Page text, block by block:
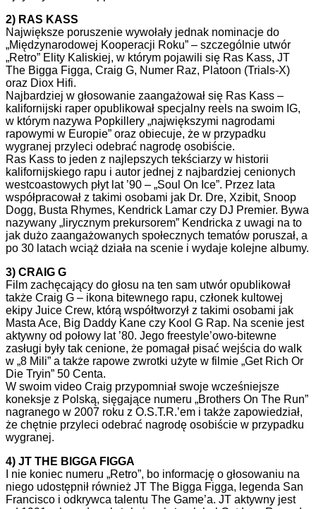
2) RAS KASS
Największe poruszenie wywołały jednak nominacje do
„Międzynarodowej Kooperacji Roku” – szczególnie utwór
„Retro” Elity Kaliskiej, w którym pojawili się Ras Kass, JT
The Bigga Figga, Craig G, Numer Raz, Platoon (Trials-X)
oraz Diox Hifi.
Najbardziej w głosowanie zaangażował się Ras Kass –
kalifornijski raper opublikował specjalny reels na swoim IG,
w którym nazywa Popkillery „największymi nagrodami
rapowymi w Europie” oraz obiecuje, że w przypadku
wygranej przyleci odebrać nagrodę osobiście.
Ras Kass to jeden z najlepszych tekściarzy w historii
kalifornijskiego rapu i autor jednej z najbardziej cenionych
westcoastowych płyt lat ’90 – „Soul On Ice”. Przez lata
współpracował z takimi osobami jak Dr. Dre, Xzibit, Snoop
Dogg, Busta Rhymes, Kendrick Lamar czy DJ Premier. Bywa
nazywany „lirycznym prekursorem” Kendricka z uwagi na to
jak dużo zaangażowanych społecznych tematów poruszał, a
po 30 latach wciąż działa na scenie i wydaje kolejne albumy.
3) CRAIG G
Film zachęcający do głosu na ten sam utwór opublikował
także Craig G – ikona bitewnego rapu, członek kultowej
ekipy Juice Crew, którą współtworzył z takimi osobami jak
Masta Ace, Big Daddy Kane czy Kool G Rap. Na scenie jest
aktywny od połowy lat ’80. Jego freestyle’owo-bitewne
zasługi były tak cenione, że pomagał pisać wejścia do walk
w „8 Mili” a także rapowe zwrotki użyte w filmie „Get Rich Or
Die Tryin” 50 Centa.
W swoim video Craig przypomniał swoje wcześniejsze
koneksje z Polską, sięgające numeru „Brothers On The Run”
nagranego w 2007 roku z O.S.T.R.’em i także zapowiedział,
że chętnie przyleci odebrać nagrodę osobiście w przypadku
wygranej.
4) JT THE BIGGA FIGGA
I nie koniec numeru „Retro”, bo informację o głosowaniu na
niego udostępnił również JT The Bigga Figga, legenda San
Francisco i odkrywca talentu The Game’a. JT aktywny jest